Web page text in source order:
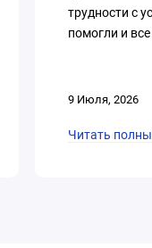
трудности с
помогли и
9 Июля, 2026
Читать